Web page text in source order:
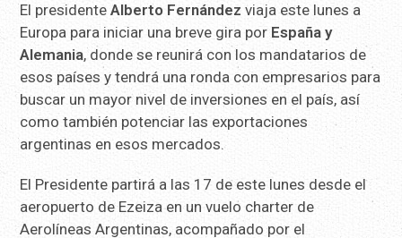
El presidenteAlberto Fernández viaja este lunes a
Europa para iniciar una breve gira por España y
Alemania, donde se reunirá con los mandatarios de
esos países y tendrá una ronda con empresarios para
buscar un mayor nivel de inversiones en el país, así
como también potenciar las exportaciones
argentinas en esos mercados.
El Presidente partirá a las 17 de este lunes desde el
aeropuerto de Ezeiza en un vuelo charter de
Aerolíneas Argentinas, acompañado por el